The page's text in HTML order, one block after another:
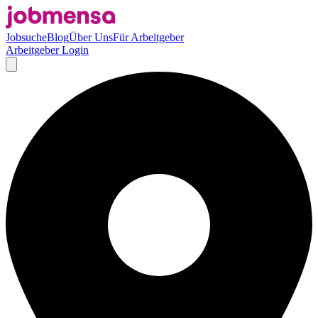
JobsucheBlogÜber UnsFür Arbeitgeber
Arbeitgeber Login